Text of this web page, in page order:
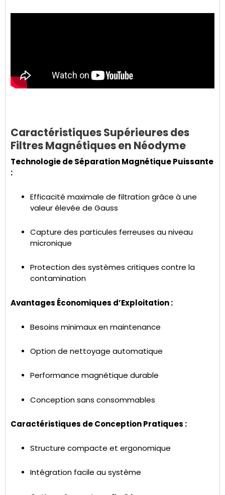
Caractéristiques Supérieures des
Filtres Magnétiques en Néodyme
Technologie de Séparation Magnétique Puissante
:
Efficacité maximale de filtration grâce à une
valeur élevée de Gauss
Capture des particules ferreuses au niveau
micronique
Protection des systèmes critiques contre la
contamination
Avantages Économiques d’Exploitation :
Besoins minimaux en maintenance
Option de nettoyage automatique
Performance magnétique durable
Conception sans consommables
Caractéristiques de Conception Pratiques :
Structure compacte et ergonomique
Intégration facile au système